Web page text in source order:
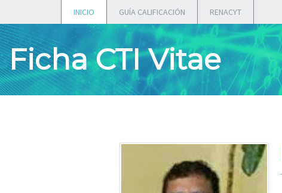
INICIO GUÍA CALIFICACIÓN RENACYT
Ficha CTI Vitae